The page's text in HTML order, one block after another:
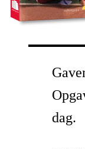
dag.